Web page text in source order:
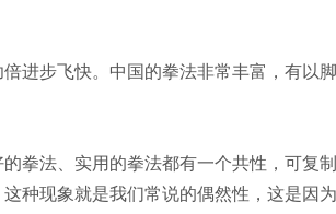
步飞快。中国的拳法非常丰富，有以
法、实用的拳法都有一个共性，可复
种现象就是我们常说的偶然性，这是因